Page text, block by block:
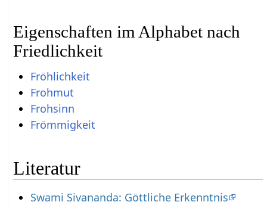
Eigenschaften im Alphabet nach
Friedlichkeit
Fröhlichkeit
Frohmut
Frohsinn
Frömmigkeit
Literatur
Swami Sivananda: Göttliche Erkenntnis